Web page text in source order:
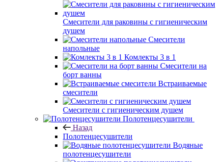
Смесители для раковины с гигиеническим
душем
Смесители
напольные
Комлекты 3 в 1
Смесители на
борт ванны
Встраиваемые
смесители
Смесители с гигиеническим душем
Полотенцесушители
Назад
Полотенцесушители
Водяные
полотенцесушители